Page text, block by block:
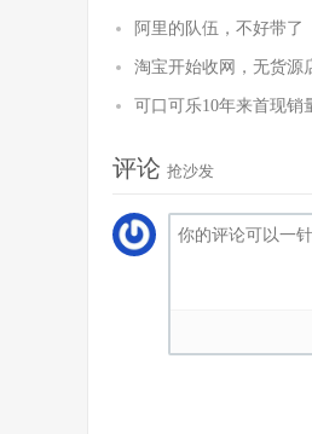
阿里的队伍，不好带了
淘宝开始收网，无货源
可口可乐10年来首现销
评论 抢沙发